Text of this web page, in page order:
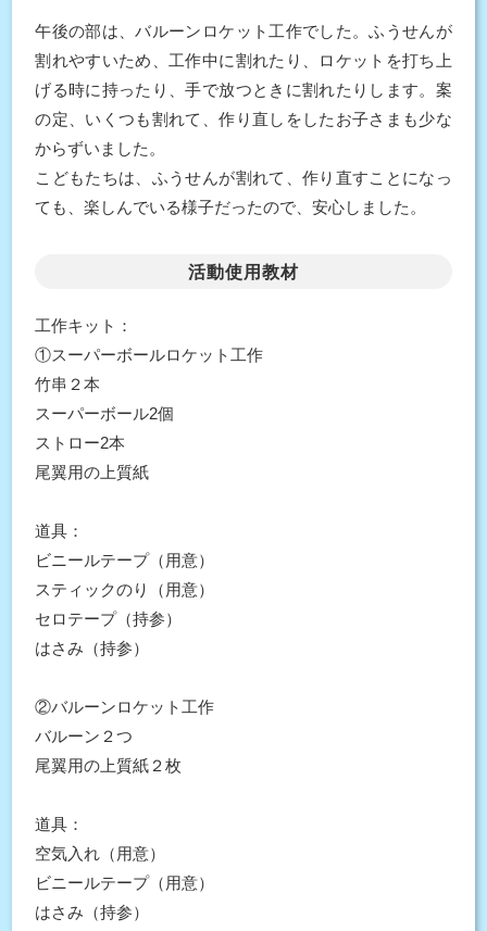
午後の部は、バルーンロケット工作でした。ふうせんが
割れやすいため、工作中に割れたり、ロケットを打ち上
げる時に持ったり、手で放つときに割れたりします。案
の定、いくつも割れて、作り直しをしたお子さまも少な
からずいました。
こどもたちは、ふうせんが割れて、作り直すことになっ
ても、楽しんでいる様子だったので、安心しました。
活動使用教材
工作キット：
①スーパーボールロケット工作
竹串２本
スーパーボール2個
ストロー2本
尾翼用の上質紙
道具：
ビニールテープ（用意）
スティックのり（用意）
セロテープ（持参）
はさみ（持参）
②バルーンロケット工作
バルーン２つ
尾翼用の上質紙２枚
道具：
空気入れ（用意）
ビニールテープ（用意）
はさみ（持参）